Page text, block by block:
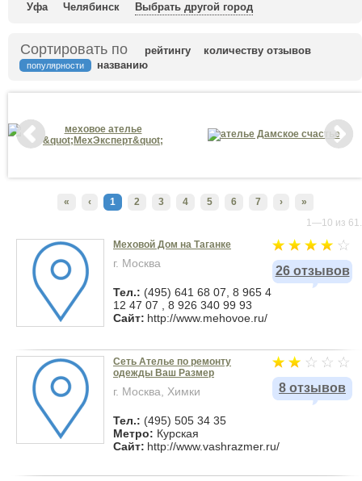
Уфа
Челябинск Выбрать другой город
Сортировать по рейтингу количеству отзывов
популярности названию
« ‹ 1 2 3 4 5 6 7 ›
»
1—10 из 61.
26 отзывов
Меховой Дом на Таганке
г. Москва
Тел.: (495) 641 68 07, 8 965 4
12 47 07 , 8 926 340 99 93
Сайт: http://www.mehovoe.ru/
8 отзывов
Сеть Ателье по ремонту
одежды Ваш Размер
г. Москва, Химки
Тел.: (495) 505 34 35
Метро: Курская
Сайт: http://www.vashrazmer.ru/